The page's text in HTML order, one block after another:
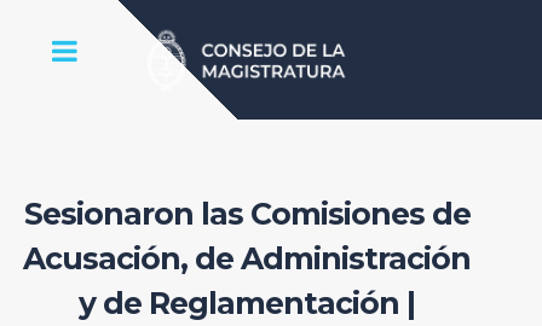
Sesionaron las Comisiones de
Acusación, de Administración
y de Reglamentación |